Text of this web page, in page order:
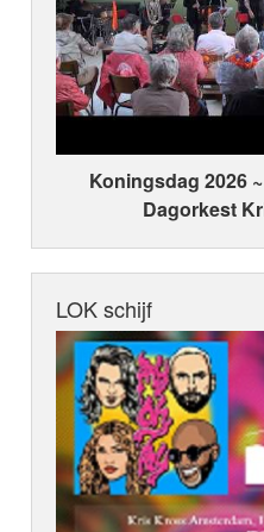
Koningsdag 2026
Dagorkest
LOK schijf